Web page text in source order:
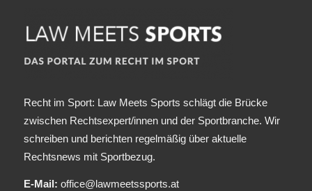
Recht im Sport: Law Meets Sports schlägt die Brücke
zwischen Rechtsexpert/innen und der Sportbranche. Wir
schreiben und berichten regelmäßig über aktuelle
Rechtsnews mit Sportbezug.
E-Mail: office@lawmeetssports.at